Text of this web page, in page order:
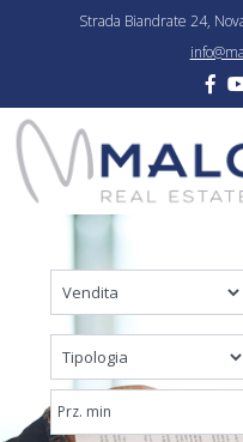
Strada Biandrate 24,